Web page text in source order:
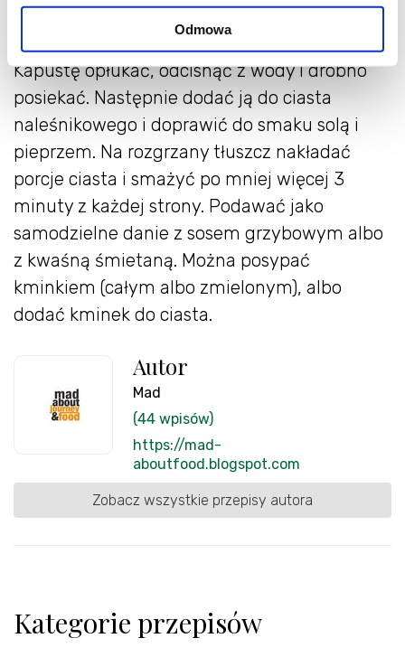
Odmowa
powstało ciasto podobne do naleśnikowego.
Kapustę opłukać, odcisnąć z wody i drobno
posiekać. Następnie dodać ją do ciasta
naleśnikowego i doprawić do smaku solą i
pieprzem. Na rozgrzany tłuszcz nakładać
porcje ciasta i smażyć po mniej więcej 3
minuty z każdej strony. Podawać jako
samodzielne danie z sosem grzybowym albo
z kwaśną śmietaną. Można posypać
kminkiem (całym albo zmielonym), albo
dodać kminek do ciasta.
Autor
Mad
(44 wpisów)
https://mad-
aboutfood.blogspot.com
Zobacz wszystkie przepisy autora
Kategorie przepisów